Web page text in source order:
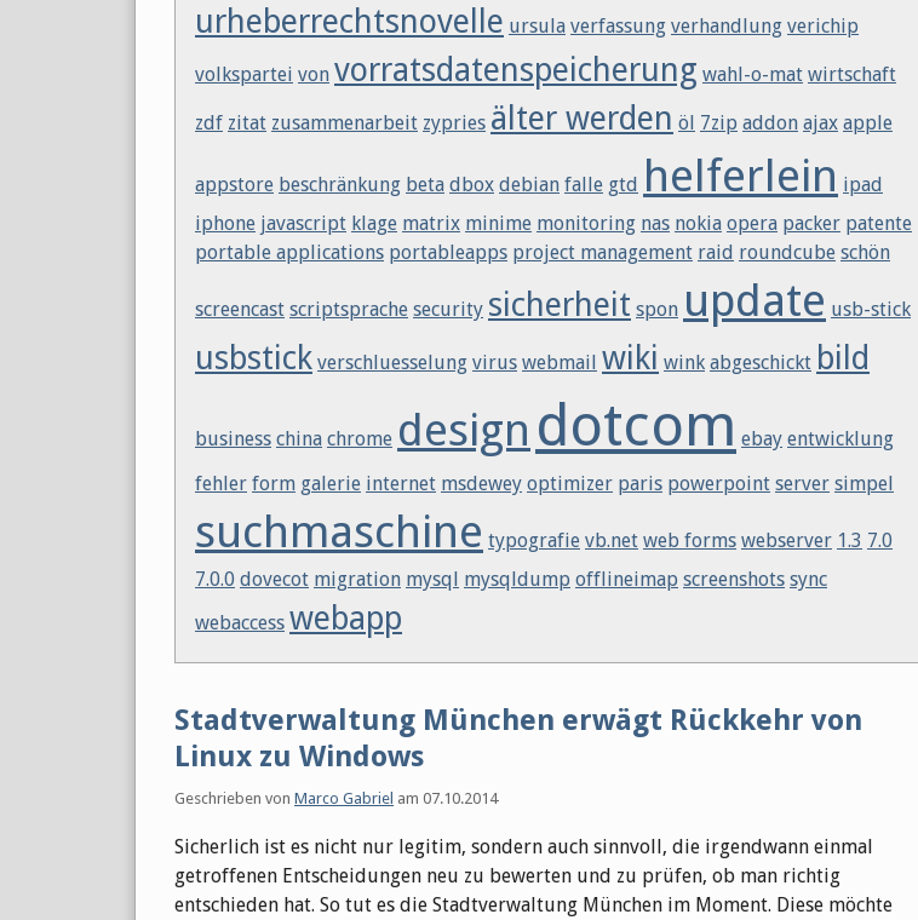
urheberrechtsnovelle ursula verfassung verhandlung verichip
volkspartei von vorratsdatenspeicherung wahl-o-mat wirtschaft
zdf zitat zusammenarbeit zypries älter werden öl 7zip addon ajax apple
appstore beschränkung beta dbox debian falle gtd helferlein ipad
iphone javascript klage matrix minime monitoring nas nokia opera packer patente
portable applications portableapps project management raid roundcube schön
screencast scriptsprache security sicherheit spon update usb-stick
usbstick verschluesselung virus webmail wiki wink abgeschickt bild
business china chrome design dotcom ebay entwicklung
fehler form galerie internet msdewey optimizer paris powerpoint server simpel
suchmaschine typografie vb.net web forms webserver 1.3 7.0
7.0.0 dovecot migration mysql mysqldump offlineimap screenshots sync
webaccess webapp
Stadtverwaltung München erwägt Rückkehr von
Linux zu Windows
Geschrieben von Marco Gabriel am 07.10.2014
Sicherlich ist es nicht nur legitim, sondern auch sinnvoll, die irgendwann einmal
getroffenen Entscheidungen neu zu bewerten und zu prüfen, ob man richtig
entschieden hat. So tut es die Stadtverwaltung München im Moment. Diese möchte